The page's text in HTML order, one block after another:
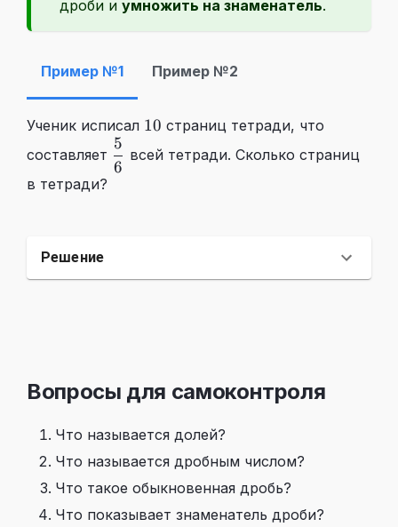
дроби и умножить на знаменатель.
Пример №1 Пример №2
Ученик исписал 10
10 страниц тетради, что
составляет \dfrac56
6
5
всей тетради. Сколько страниц
в тетради?
Решение
Вопросы для самоконтроля
Что называется долей?
Что называется дробным числом?
Что такое обыкновенная дробь?
Что показывает знаменатель дроби?